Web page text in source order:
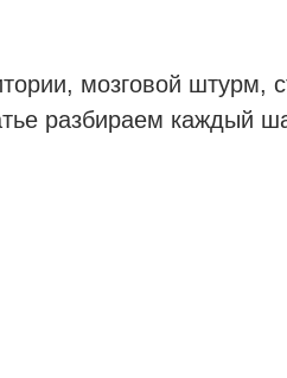
мозговой штурм,
разбираем каждый